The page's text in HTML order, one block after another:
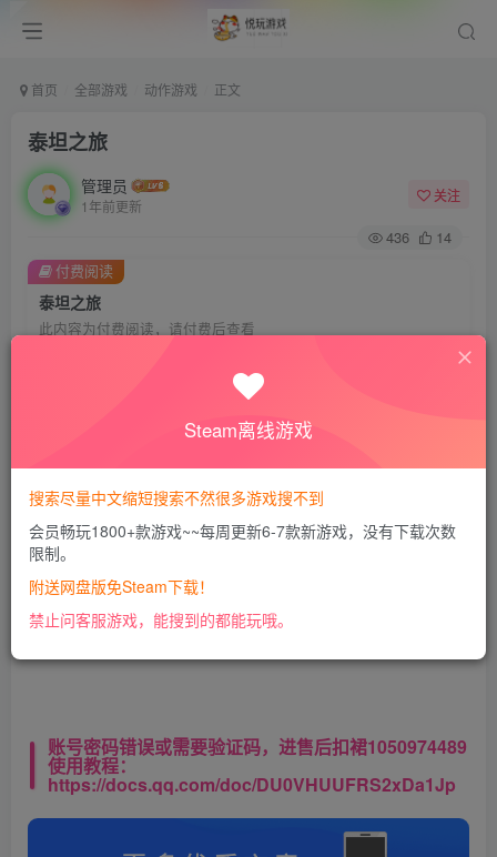
首页 全部游戏 动作游戏 正文
泰坦之旅
管理员
1年前更新
关注
436 14
泰坦之旅
此内容为付费阅读，请付费后查看
开通会员
付费阅读
此处内容已隐藏，VIP会员可见
请登录后查看特权
账号密码错误或需要验证码，进售后扣裙1050974489
使用教程：
https://docs.qq.com/doc/DU0VHUUFRS2xDa1Jp
Steam离线游戏
搜索尽量中文缩短搜索不然很多游戏搜不到
会员畅玩1800+款游戏~~每周更新6-7款新游戏，没有下载次数
限制。
附送网盘版免Steam下载！
禁止问客服游戏，能搜到的都能玩哦。